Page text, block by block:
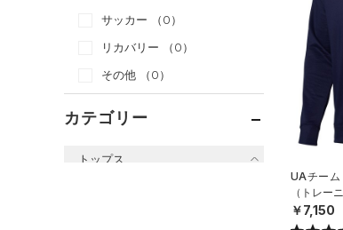
サッカー
（0）
リカバリー
（0）
その他
（0）
カテゴリー
トップス
UAチーム
（トレー
￥7,150